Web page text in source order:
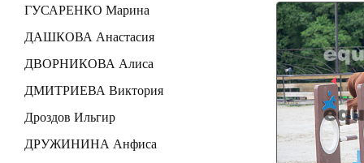
ГУСАРЕНКО Марина
ДАШКОВА Анастасия
ДВОРНИКОВА Алиса
ДМИТРИЕВА Виктория
Дроздов Ильгир
ДРУЖИНИНА Анфиса